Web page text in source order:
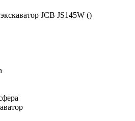
JCB JS145W ()